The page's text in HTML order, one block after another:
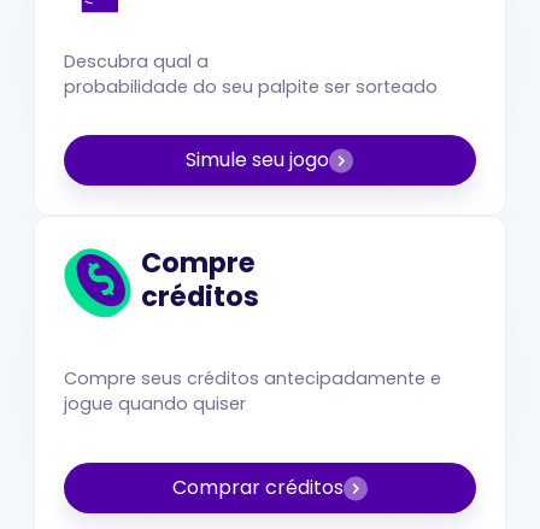
Descubra qual a
probabilidade do seu palpite ser sorteado
Simule seu jogo
Compre
créditos
Compre seus créditos antecipadamente e
jogue quando quiser
Comprar créditos